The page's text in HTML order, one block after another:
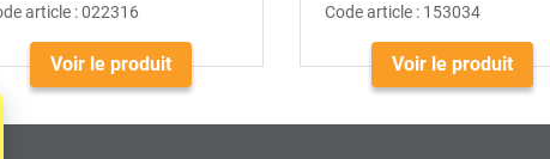
article :022316
Voir le produit
Code article : 153034
Voir le produit